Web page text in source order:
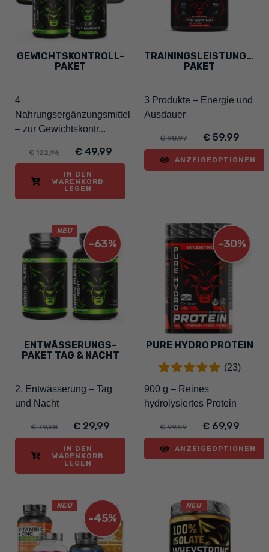
GEWICHTSKONTROLL-
PAKET
4
Nahrungsergänzungsmittel
– zur Gewichtskontr...
€ 122,96 € 49,99
IN DEN
WARENKORB
LEGEN
TRAININGSLEISTUNGS-
PAKET
3 Produkte – Energie und
Ausdauer
€ 98,97 € 59,99
ANZEIGEOPTIONEN
-63%
NEU
ENTWÄSSERUNGS-
PAKET TAG & NACHT
2. Entwässerung – Tag
und Nacht
€ 79,98 € 29,99
IN DEN
WARENKORB
LEGEN
-30%
PURE HYDRO PROTEIN
(23)
900 g – Reines
hydrolysiertes Protein
€ 99,99 € 69,99
ANZEIGEOPTIONEN
-45%
NEU NEU